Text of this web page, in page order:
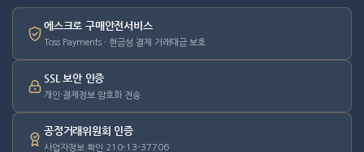
에스크로 구매안전서비스
Toss Payments · 현금성 결제 거래대금 보호
SSL 보안 인증
개인·결제정보 암호화 전송
공정거래위원회 인증
사업자정보 확인 210-13-37706